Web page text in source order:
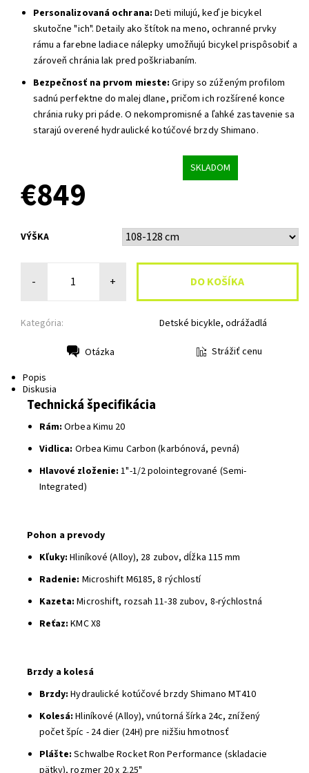
Personalizovaná ochrana: Deti milujú, keď je bicykel
skutočne "ich". Detaily ako štítok na meno, ochranné prvky
rámu a farebne ladiace nálepky umožňujú bicykel prispôsobiť a
zároveň chránia lak pred poškriabaním.
Bezpečnosť na prvom mieste: Gripy so zúženým profilom
sadnú perfektne do malej dlane, pričom ich rozšírené konce
chránia ruky pri páde. O nekompromisné a ľahké zastavenie sa
starajú overené hydraulické kotúčové brzdy Shimano.
SKLADOM
€849
VÝŠKA
- +
Kategória: Detské bicykle, odrážadlá
Otázka
Strážiť cenu
Popis
Diskusia
Technická špecifikácia
Rám: Orbea Kimu 20
Vidlica: Orbea Kimu Carbon (karbónová, pevná)
Hlavové zloženie: 1"-1/2 polointegrované (Semi-
Integrated)
Pohon a prevody
Kľuky: Hliníkové (Alloy), 28 zubov, dĺžka 115 mm
Radenie: Microshift M6185, 8 rýchlostí
Kazeta: Microshift, rozsah 11-38 zubov, 8-rýchlostná
Reťaz: KMC X8
Brzdy a kolesá
Brzdy: Hydraulické kotúčové brzdy Shimano MT410
Kolesá: Hliníkové (Alloy), vnútorná šírka 24c, znížený
počet špíc - 24 dier (24H) pre nižšiu hmotnosť
Plášte: Schwalbe Rocket Ron Performance (skladacie
pätky), rozmer 20 x 2.25"